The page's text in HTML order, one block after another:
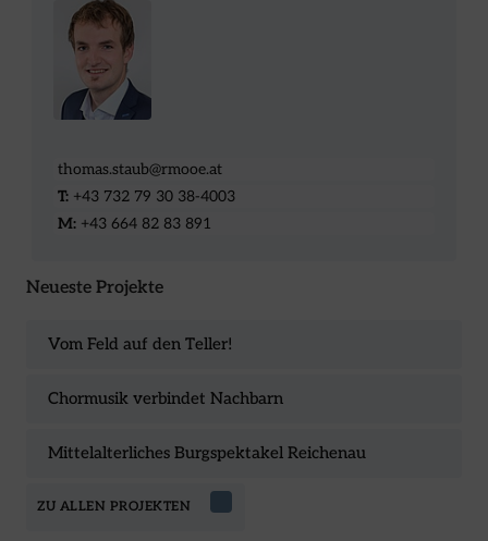
thomas.staub@rmooe.at
T: +43 732 79 30 38-4003
M: +43 664 82 83 891
Neueste Projekte
Vom Feld auf den Teller!
Chormusik verbindet Nachbarn
Mittelalterliches Burgspektakel Reichenau
ZU ALLEN PROJEKTEN